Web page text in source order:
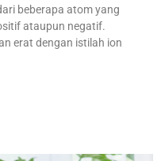
beberapa atom yang
ataupun negatif.
erat dengan istilah ion